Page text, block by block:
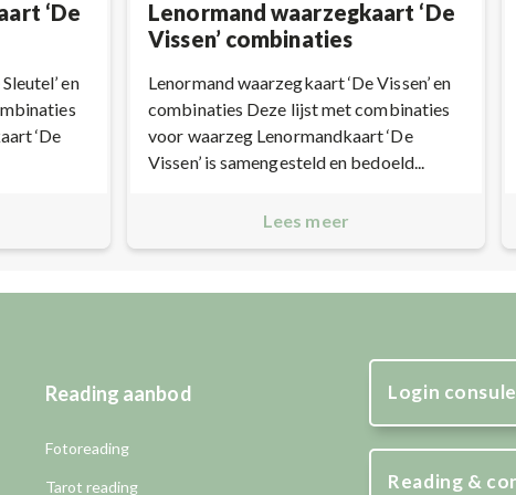
‘De
en
‘De
Lenormand waarzegkaart ‘De
Vissen’ combinaties
Lenormand waarzegkaart ‘De Vissen’ en
combinaties Deze lijst met combinaties
voor waarzeg Lenormandkaart ‘De
Vissen’ is samengesteld en bedoeld...
Lees meer
Reading aanbod
Fotoreading
Tarot reading
Login
Reading &